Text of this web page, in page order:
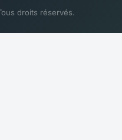
droits réservés.